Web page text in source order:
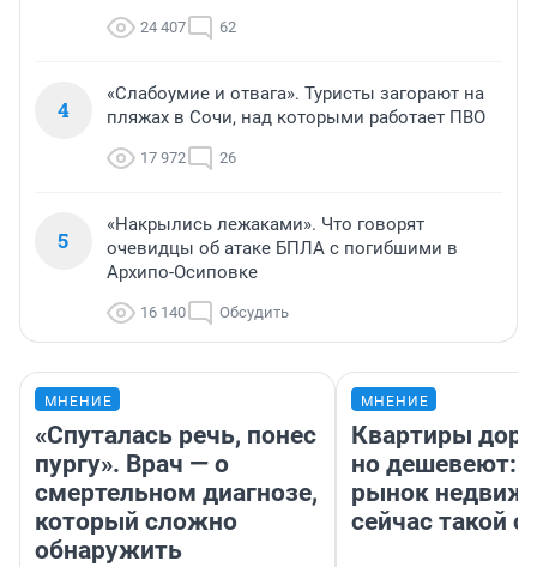
24 407 62
4
«Слабоумие и отвага». Туристы загорают на
пляжах в Сочи, над которыми работает ПВО
17 972 26
5
«Накрылись лежаками». Что говорят
очевидцы об атаке БПЛА с погибшими в
Архипо-Осиповке
16 140 Обсудить
МНЕНИЕ
«Спуталась речь, понес
пургу». Врач — о
смертельном диагнозе,
который сложно
обнаружить
МНЕНИЕ
Квартиры
но дешевеют:
рынок
сейчас такой